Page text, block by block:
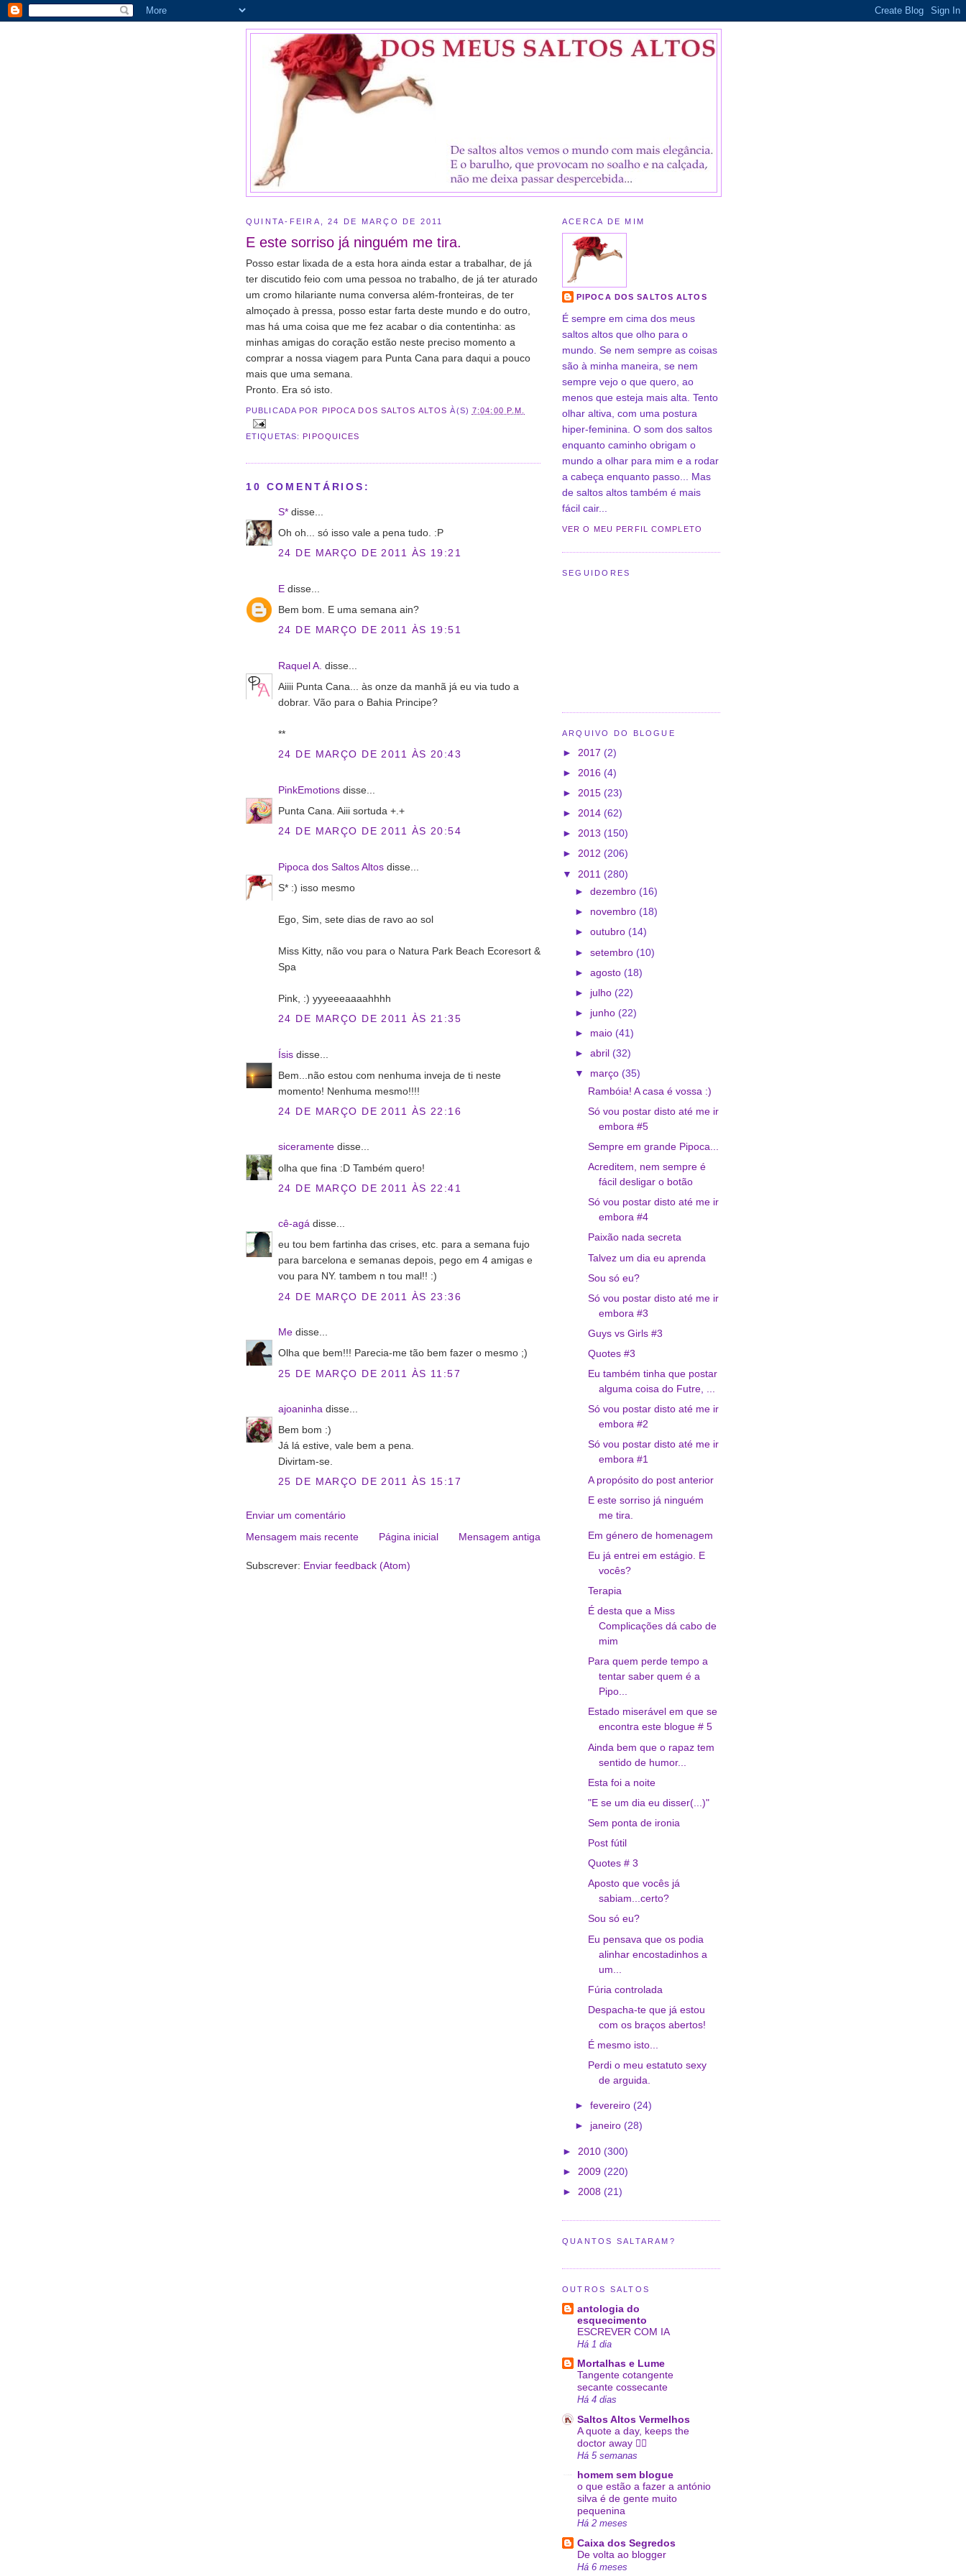
QUINTA-FEIRA, 24 DE MARÇO DE 2011
E este sorriso já ninguém me tira.
Posso estar lixada de a esta hora ainda estar a trabalhar, de já
ter discutido feio com uma pessoa no trabalho, de já ter aturado
um cromo hilariante numa conversa além-fronteiras, de ter
almoçado à pressa, posso estar farta deste mundo e do outro,
mas há uma coisa que me fez acabar o dia contentinha: as
minhas amigas do coração estão neste preciso momento a
comprar a nossa viagem para Punta Cana para daqui a pouco
mais que uma semana.
Pronto. Era só isto.
PUBLICADA POR PIPOCA DOS SALTOS ALTOS À(S) 7:04:00 P.M.
ETIQUETAS: PIPOQUICES
10 COMENTÁRIOS:
S* disse...
Oh oh... só isso vale a pena tudo. :P
24 DE MARÇO DE 2011 ÀS 19:21
E disse...
Bem bom. E uma semana ain?
24 DE MARÇO DE 2011 ÀS 19:51
Raquel A. disse...
Aiiii Punta Cana... às onze da manhã já eu via tudo a
dobrar. Vão para o Bahia Principe?
**
24 DE MARÇO DE 2011 ÀS 20:43
PinkEmotions disse...
Punta Cana. Aiii sortuda +.+
24 DE MARÇO DE 2011 ÀS 20:54
Pipoca dos Saltos Altos disse...
S* :) isso mesmo
Ego, Sim, sete dias de ravo ao sol
Miss Kitty, não vou para o Natura Park Beach Ecoresort &
Spa
Pink, :) yyyeeeaaaahhhh
24 DE MARÇO DE 2011 ÀS 21:35
Ísis disse...
Bem...não estou com nenhuma inveja de ti neste
momento! Nenhuma mesmo!!!!
24 DE MARÇO DE 2011 ÀS 22:16
siceramente disse...
olha que fina :D Também quero!
24 DE MARÇO DE 2011 ÀS 22:41
cê-agá disse...
eu tou bem fartinha das crises, etc. para a semana fujo
para barcelona e semanas depois, pego em 4 amigas e
vou para NY. tambem n tou mal!! :)
24 DE MARÇO DE 2011 ÀS 23:36
Me disse...
Olha que bem!!! Parecia-me tão bem fazer o mesmo ;)
25 DE MARÇO DE 2011 ÀS 11:57
ajoaninha disse...
Bem bom :)
Já lá estive, vale bem a pena.
Divirtam-se.
25 DE MARÇO DE 2011 ÀS 15:17
Enviar um comentário
Mensagem mais recente
Mensagem antiga
Página inicial
Subscrever: Enviar feedback (Atom)
ACERCA DE MIM
PIPOCA DOS SALTOS ALTOS
É sempre em cima dos meus
saltos altos que olho para o
mundo. Se nem sempre as coisas
são à minha maneira, se nem
sempre vejo o que quero, ao
menos que esteja mais alta. Tento
olhar altiva, com uma postura
hiper-feminina. O som dos saltos
enquanto caminho obrigam o
mundo a olhar para mim e a rodar
a cabeça enquanto passo... Mas
de saltos altos também é mais
fácil cair...
VER O MEU PERFIL COMPLETO
SEGUIDORES
ARQUIVO DO BLOGUE
► 2017 (2)
► 2016 (4)
► 2015 (23)
► 2014 (62)
► 2013 (150)
► 2012 (206)
▼ 2011 (280)
►dezembro (16)
► novembro (18)
►outubro (14)
►setembro (10)
►agosto (18)
► julho (22)
► junho (22)
► maio (41)
►abril (32)
▼ março (35)
Rambóia! A casa é vossa :)
Só vou postar disto até me ir
embora #5
Sempre em grande Pipoca...
Acreditem, nem sempre é
fácil desligar o botão
Só vou postar disto até me ir
embora #4
Paixão nada secreta
Talvez um dia eu aprenda
Sou só eu?
Só vou postar disto até me ir
embora #3
Guys vs Girls #3
Quotes #3
Eu também tinha que postar
alguma coisa do Futre, ...
Só vou postar disto até me ir
embora #2
Só vou postar disto até me ir
embora #1
A propósito do post anterior
E este sorriso já ninguém
me tira.
Em género de homenagem
Eu já entrei em estágio. E
vocês?
Terapia
É desta que a Miss
Complicações dá cabo de
mim
Para quem perde tempo a
tentar saber quem é a
Pipo...
Estado miserável em que se
encontra este blogue # 5
Ainda bem que o rapaz tem
sentido de humor...
Esta foi a noite
"E se um dia eu disser(...)"
Sem ponta de ironia
Post fútil
Quotes # 3
Aposto que vocês já
sabiam...certo?
Sou só eu?
Eu pensava que os podia
alinhar encostadinhos a
um...
Fúria controlada
Despacha-te que já estou
com os braços abertos!
É mesmo isto...
Perdi o meu estatuto sexy
de arguida.
►fevereiro (24)
► janeiro (28)
► 2010 (300)
► 2009 (220)
► 2008 (21)
QUANTOS SALTARAM?
OUTROS SALTOS
antologia do
esquecimento
ESCREVER COM IA
Há 1 dia
Mortalhas e Lume
Tangente cotangente
secante cossecante
Há 4 dias
Saltos Altos Vermelhos
A quote a day, keeps the
doctor away ✍🏻
Há 5 semanas
homem sem blogue
o que estão a fazer a antónio
silva é de gente muito
pequenina
Há 2 meses
Caixa dos Segredos
De volta ao blogger
Há 6 meses